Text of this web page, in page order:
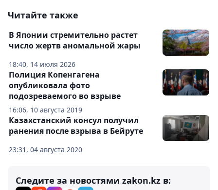
Читайте также
18:40, 14 июля 2026
В Японии стремительно растет
число жертв аномальной жары
16:06, 10 августа 2019
Полиция Копенгагена
опубликовала фото
подозреваемого во взрыве
23:31, 04 августа 2020
Казахстанский консул получил
ранения после взрыва в Бейруте
Следите за новостями zakon.kz в: